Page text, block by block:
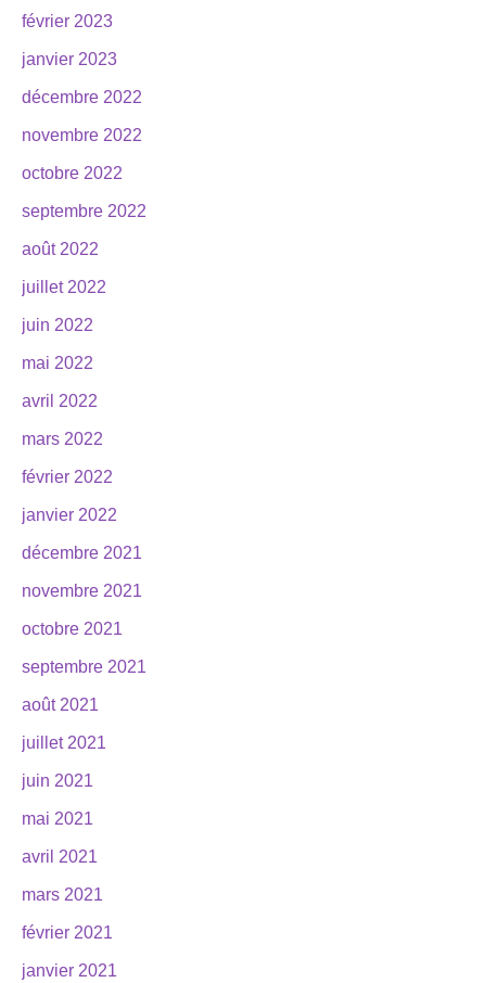
février 2023
janvier 2023
décembre 2022
novembre 2022
octobre 2022
septembre 2022
août 2022
juillet 2022
juin 2022
mai 2022
avril 2022
mars 2022
février 2022
janvier 2022
décembre 2021
novembre 2021
octobre 2021
septembre 2021
août 2021
juillet 2021
juin 2021
mai 2021
avril 2021
mars 2021
février 2021
janvier 2021